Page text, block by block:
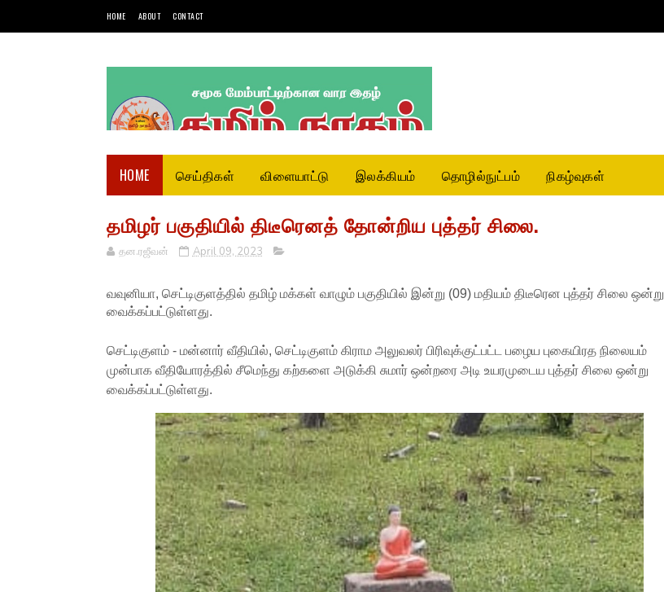
HOME ABOUT CONTACT
HOME செய்திகள் விளையாட்டு இலக்கியம் தொழில்நுட்பம் நிகழ்வுகள்
தமிழர் பகுதியில் திடீரெனத் தோன்றிய புத்தர் சிலை.
தன.ரஜீவன் April 09, 2023
வவுனியா, செட்டிகுளத்தில் தமிழ் மக்கள் வாழும் பகுதியில் இன்று (09) மதியம் திடீரென புத்தர் சிலை ஒன்று
வைக்கப்பட்டுள்ளது.
செட்டிகுளம் - மன்னார் வீதியில், செட்டிகுளம் கிராம அலுவலர் பிரிவுக்குட்பட்ட பழைய புகையிரத நிலையம்
முன்பாக வீதியோரத்தில் சீமெந்து கற்களை அடுக்கி சுமார் ஒன்றரை அடி உயரமுடைய புத்தர் சிலை ஒன்று
வைக்கப்பட்டுள்ளது.